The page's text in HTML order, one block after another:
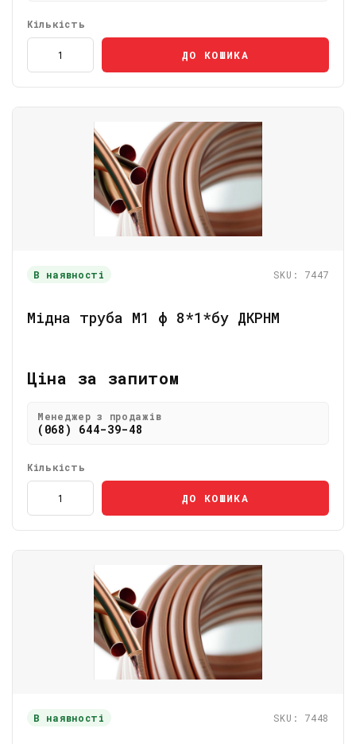
Кількість
ДО КОШИКА
В наявності SKU: 7447
Мідна труба М1 ф 8*1*бу ДКРНМ
Ціна за запитом
Менеджер з продажів
(068) 644-39-48
Кількість
ДО КОШИКА
В наявності SKU: 7448